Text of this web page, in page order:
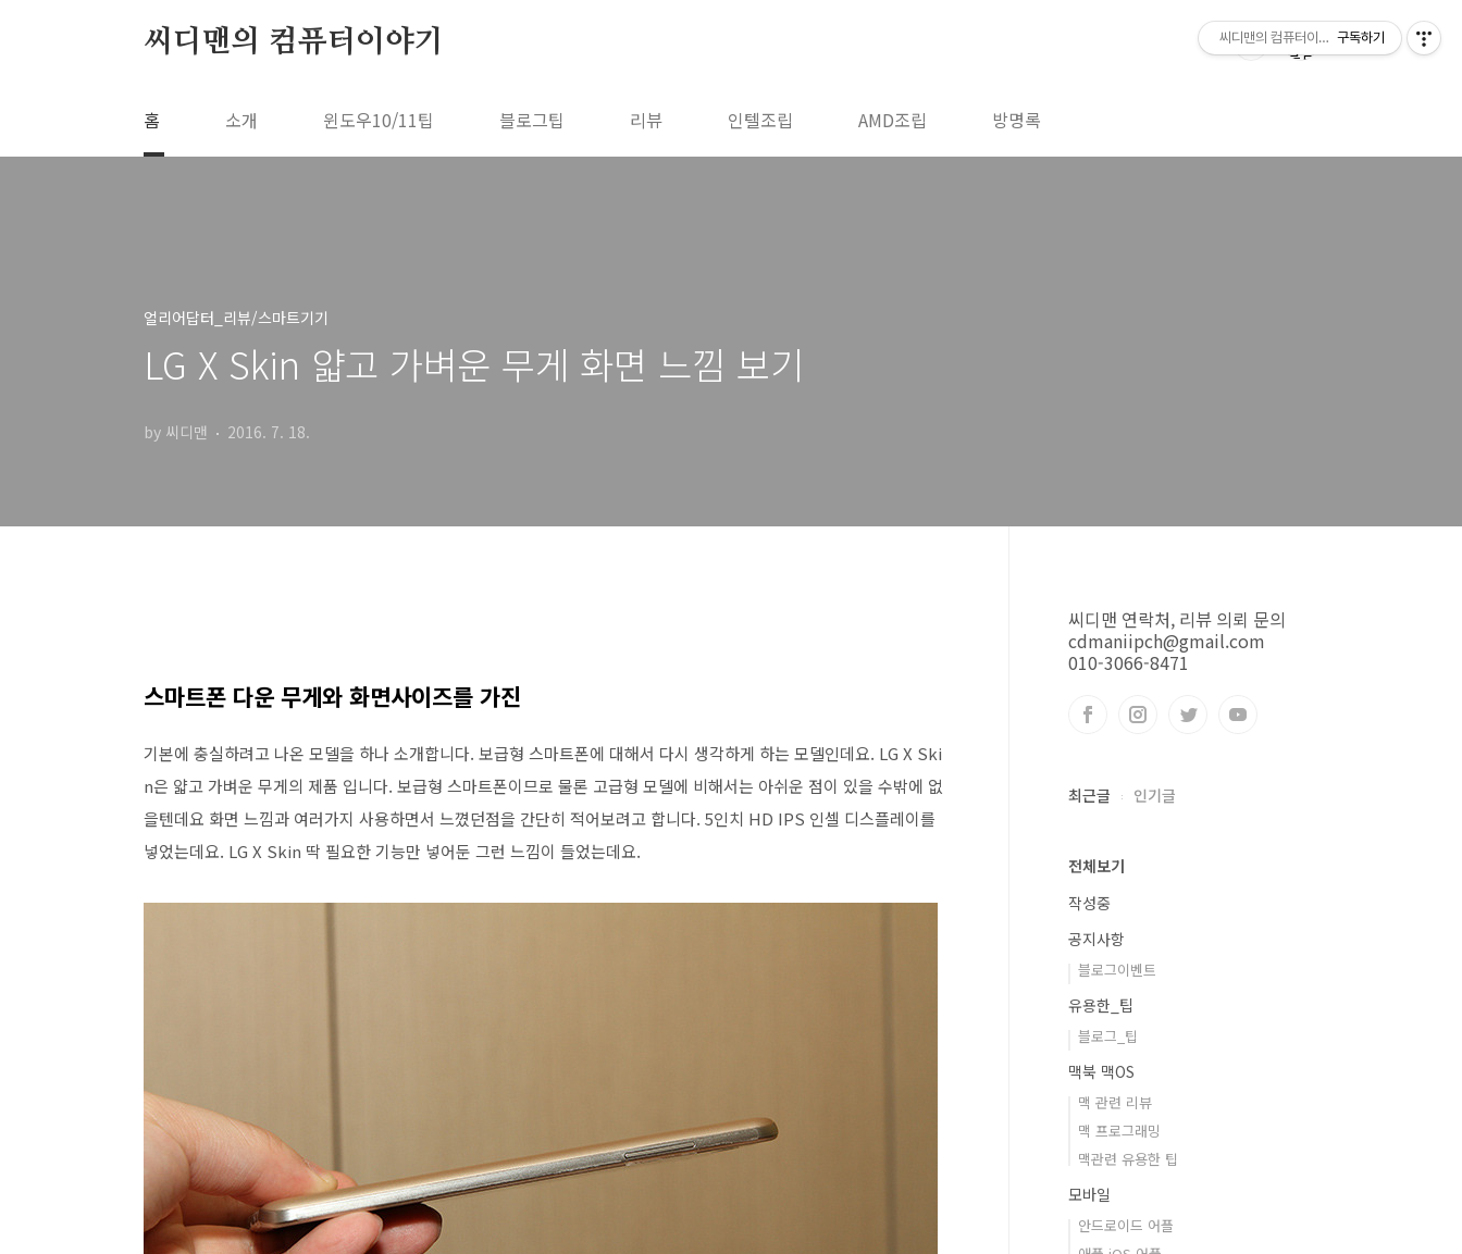
씨디맨의 컴퓨터이야기
홈 소개 윈도우10/11팁 블로그팁 리뷰 인텔조립 AMD조립 방명록
얼리어답터_리뷰/스마트기기
LG X Skin 얇고 가벼운 무게 화면 느낌 보기
by 씨디맨 2016. 7. 18.
스마트폰 다운 무게와 화면사이즈를 가진
기본에 충실하려고 나온 모델을 하나 소개합니다. 보급형 스마트폰에 대해서 다시 생각하게 하는 모델인데요. LG X Ski
n은 얇고 가벼운 무게의 제품 입니다. 보급형 스마트폰이므로 물론 고급형 모델에 비해서는 아쉬운 점이 있을 수밖에 없
을텐데요 화면 느낌과 여러가지 사용하면서 느꼈던점을 간단히 적어보려고 합니다. 5인치 HD IPS 인셀 디스플레이를
넣었는데요. LG X Skin 딱 필요한 기능만 넣어둔 그런 느낌이 들었는데요.
씨디맨 연락처, 리뷰 의뢰 문의
cdmaniipch@gmail.com
010-3066-8471
최근글 인기글
전체보기
작성중
공지사항
블로그이벤트
유용한_팁
블로그_팁
맥북 맥OS
맥 관련 리뷰
맥 프로그래밍
맥관련 유용한 팁
모바일
안드로이드 어플
씨디맨의 컴퓨터이야기구독하기